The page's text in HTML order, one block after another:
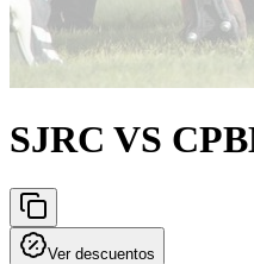
SJRC VS
Ver descuentos